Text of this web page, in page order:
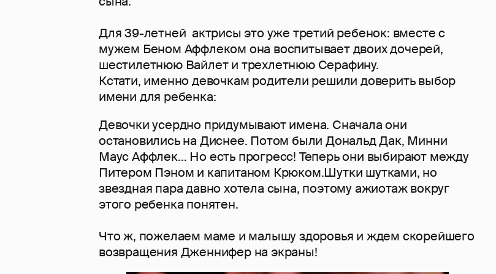
Для 39-летней актрисы это уже третий ребенок: вместе с
мужем Беном Аффлеком она воспитывает двоих дочерей,
шестилетнюю Вайлет и трехлетнюю Серафину.
Кстати, именно девочкам родители решили доверить выбор
имени для ребенка:
Девочки усердно придумывают имена. Сначала они
остановились на Диснее. Потом были Дональд Дак, Минни
Маус Аффлек… Но есть прогресс! Теперь они выбирают между
Питером Пэном и капитаном Крюком.Шутки шутками, но
звездная пара давно хотела сына, поэтому ажиотаж вокруг
этого ребенка понятен.
Что ж, пожелаем маме и малышу здоровья и ждем скорейшего
возвращения Дженнифер на экраны!